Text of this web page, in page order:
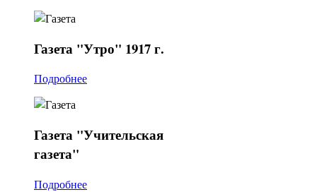
Газета "Утро" 1917 г.
Подробнее
Газета "Учительская
газета"
Подробнее